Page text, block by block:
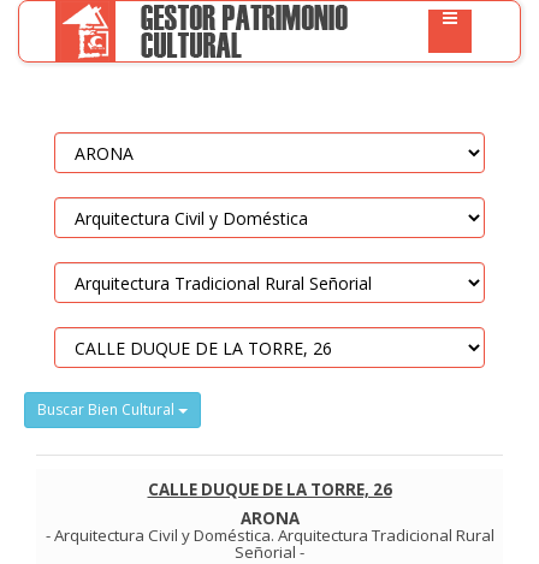
Buscar Bien Cultural
CALLE DUQUE DE LA TORRE, 26
ARONA
-Arquitectura Civil y Doméstica. Arquitectura Tradicional Rural
Señorial -